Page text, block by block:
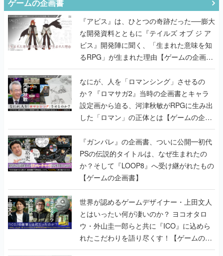
ゲームの企画書
『アビス』は、ひとつの奇跡だった──膨大
な開発資料とともに『テイルズ オブ ジ ア
ビス』開発陣に聞く、「生まれた意味を知
るRPG」が生まれた理由【ゲームの企画
書】
なにが、人を「ロマンシング」させるの
か？『ロマサガ2』当時の企画書とキャラ
設定画から迫る、河津秋敏がRPGに生み出
した「ロマン」の正体とは【ゲームの企画
書】
『ガンパレ』の企画書、ついに公開━初代
PSの伝説的タイトルは、なぜ生まれたの
か？そして『LOOP8』へ受け継がれたもの
【ゲームの企画書】
世界が認めるゲームデザイナー・上田文人
とはいったい何が凄いのか？ ヨコオタロ
ウ・外山圭一郎らと共に『ICO』に込めら
れたこだわりを語り尽くす！【ゲームの企
画書】